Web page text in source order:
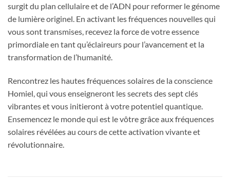
surgit du plan cellulaire et de l’ADN pour reformer le génome
de lumière originel. En activant les fréquences nouvelles qui
vous sont transmises, recevez la force de votre essence
primordiale en tant qu’éclaireurs pour l’avancement et la
transformation de l’humanité.
Rencontrez les hautes fréquences solaires de la conscience
Homiel, qui vous enseigneront les secrets des sept clés
vibrantes et vous initieront à votre potentiel quantique.
Ensemencez le monde qui est le vôtre grâce aux fréquences
solaires révélées au cours de cette activation vivante et
révolutionnaire.